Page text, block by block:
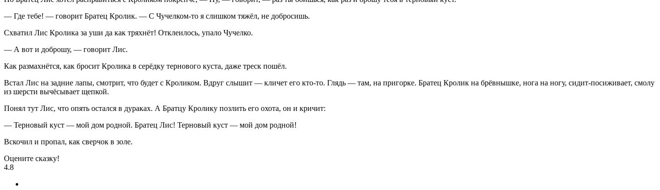
— Где тебе! — говорит Братец Кролик. — С Чучелком-то я слишком тяжёл, не добросишь.
Схватил Лис Кролика за уши да как тряхнёт! Отклеилось, упало Чучелко.
— А вот и доброшу, — говорит Лис.
Как размахнётся, как бросит Кролика в серёдку тернового куста, даже треск пошёл.
Встал Лис на задние лапы, смотрит, что будет с Кроликом. Вдруг слышит — кличет его кто-то. Глядь — там, на пригорке. Братец Кролик на брёвнышке, нога на ногу, сидит-посиживает, смолу
из шерсти вычёсывает щепкой.
Понял тут Лис, что опять остался в дураках. А Братцу Кролику позлить его охота, он и кричит:
— Терновый куст — мой дом родной. Братец Лис! Терновый куст — мой дом родной!
Вскочил и пропал, как сверчок в золе.
Оцените сказку!
4.8